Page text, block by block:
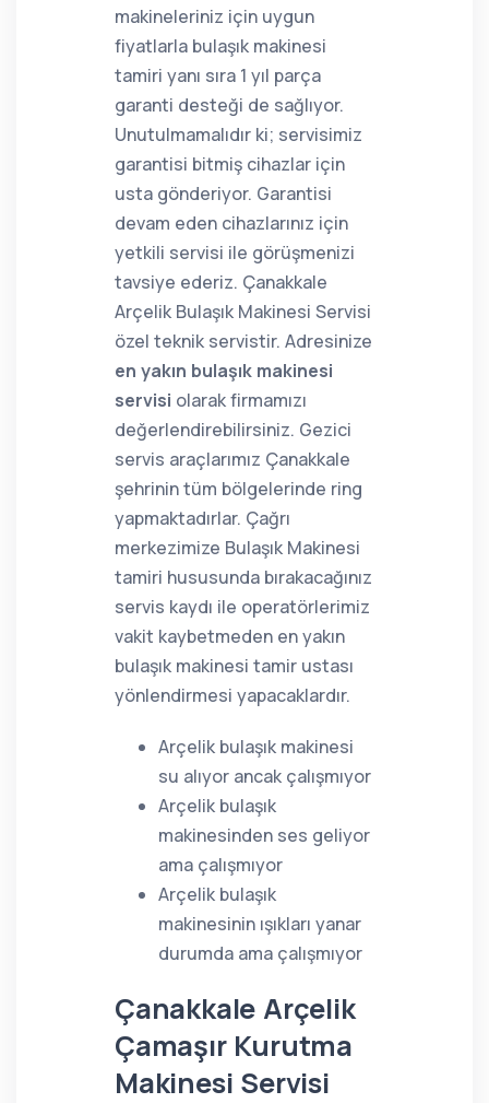
makineleriniz için uygun
fiyatlarla bulaşık makinesi
tamiri yanı sıra 1 yıl parça
garanti desteği de sağlıyor.
Unutulmamalıdır ki; servisimiz
garantisi bitmiş cihazlar için
usta gönderiyor. Garantisi
devam eden cihazlarınız için
yetkili servisi ile görüşmenizi
tavsiye ederiz. Çanakkale
Arçelik Bulaşık Makinesi Servisi
özel teknik servistir. Adresinize
en yakın bulaşık makinesi
servisi olarak firmamızı
değerlendirebilirsiniz. Gezici
servis araçlarımız Çanakkale
şehrinin tüm bölgelerinde ring
yapmaktadırlar. Çağrı
merkezimize Bulaşık Makinesi
tamiri hususunda bırakacağınız
servis kaydı ile operatörlerimiz
vakit kaybetmeden en yakın
bulaşık makinesi tamir ustası
yönlendirmesi yapacaklardır.
Arçelik bulaşık makinesi
su alıyor ancak çalışmıyor
Arçelik bulaşık
makinesinden ses geliyor
ama çalışmıyor
Arçelik bulaşık
makinesinin ışıkları yanar
durumda ama çalışmıyor
Çanakkale Arçelik
Çamaşır Kurutma
Makinesi Servisi